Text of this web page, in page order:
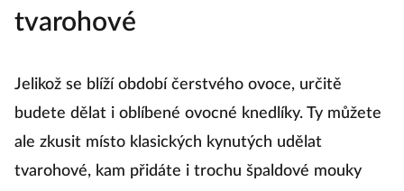
tvarohové
Jelikož se blíží období čerstvého ovoce, určitě
budete dělat i oblíbené ovocné knedlíky. Ty můžete
ale zkusit místo klasických kynutých udělat
tvarohové, kam přidáte i trochu špaldové mouky